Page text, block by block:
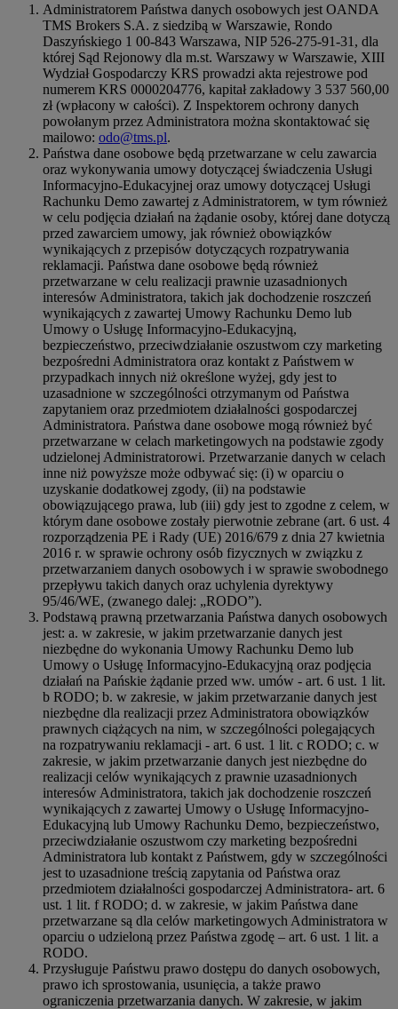
Administratorem Państwa danych osobowych jest OANDA
TMS Brokers S.A. z siedzibą w Warszawie, Rondo
Daszyńskiego 1 00-843 Warszawa, NIP 526-275-91-31, dla
której Sąd Rejonowy dla m.st. Warszawy w Warszawie, XIII
Wydział Gospodarczy KRS prowadzi akta rejestrowe pod
numerem KRS 0000204776, kapitał zakładowy 3 537 560,00
zł (wpłacony w całości). Z Inspektorem ochrony danych
powołanym przez Administratora można skontaktować się
mailowo: odo@tms.pl.
Państwa dane osobowe będą przetwarzane w celu zawarcia
oraz wykonywania umowy dotyczącej świadczenia Usługi
Informacyjno-Edukacyjnej oraz umowy dotyczącej Usługi
Rachunku Demo zawartej z Administratorem, w tym również
w celu podjęcia działań na żądanie osoby, której dane dotyczą
przed zawarciem umowy, jak również obowiązków
wynikających z przepisów dotyczących rozpatrywania
reklamacji. Państwa dane osobowe będą również
przetwarzane w celu realizacji prawnie uzasadnionych
interesów Administratora, takich jak dochodzenie roszczeń
wynikających z zawartej Umowy Rachunku Demo lub
Umowy o Usługę Informacyjno-Edukacyjną,
bezpieczeństwo, przeciwdziałanie oszustwom czy marketing
bezpośredni Administratora oraz kontakt z Państwem w
przypadkach innych niż określone wyżej, gdy jest to
uzasadnione w szczególności otrzymanym od Państwa
zapytaniem oraz przedmiotem działalności gospodarczej
Administratora. Państwa dane osobowe mogą również być
przetwarzane w celach marketingowych na podstawie zgody
udzielonej Administratorowi. Przetwarzanie danych w celach
inne niż powyższe może odbywać się: (i) w oparciu o
uzyskanie dodatkowej zgody, (ii) na podstawie
obowiązującego prawa, lub (iii) gdy jest to zgodne z celem, w
którym dane osobowe zostały pierwotnie zebrane (art. 6 ust. 4
rozporządzenia PE i Rady (UE) 2016/679 z dnia 27 kwietnia
2016 r. w sprawie ochrony osób fizycznych w związku z
przetwarzaniem danych osobowych i w sprawie swobodnego
przepływu takich danych oraz uchylenia dyrektywy
95/46/WE, (zwanego dalej: „RODO”).
Podstawą prawną przetwarzania Państwa danych osobowych
jest: a. w zakresie, w jakim przetwarzanie danych jest
niezbędne do wykonania Umowy Rachunku Demo lub
Umowy o Usługę Informacyjno-Edukacyjną oraz podjęcia
działań na Pańskie żądanie przed ww. umów - art. 6 ust. 1 lit.
b RODO; b. w zakresie, w jakim przetwarzanie danych jest
niezbędne dla realizacji przez Administratora obowiązków
prawnych ciążących na nim, w szczególności polegających
na rozpatrywaniu reklamacji - art. 6 ust. 1 lit. c RODO; c. w
zakresie, w jakim przetwarzanie danych jest niezbędne do
realizacji celów wynikających z prawnie uzasadnionych
interesów Administratora, takich jak dochodzenie roszczeń
wynikających z zawartej Umowy o Usługę Informacyjno-
Edukacyjną lub Umowy Rachunku Demo, bezpieczeństwo,
przeciwdziałanie oszustwom czy marketing bezpośredni
Administratora lub kontakt z Państwem, gdy w szczególności
jest to uzasadnione treścią zapytania od Państwa oraz
przedmiotem działalności gospodarczej Administratora- art. 6
ust. 1 lit. f RODO; d. w zakresie, w jakim Państwa dane
przetwarzane są dla celów marketingowych Administratora w
oparciu o udzieloną przez Państwa zgodę – art. 6 ust. 1 lit. a
RODO.
Przysługuje Państwu prawo dostępu do danych osobowych,
prawo ich sprostowania, usunięcia, a także prawo
ograniczenia przetwarzania danych. W zakresie, w jakim